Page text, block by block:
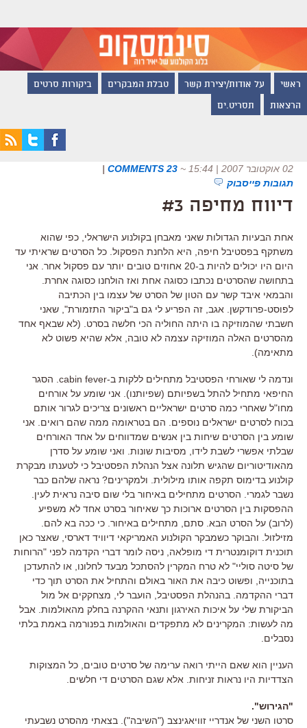
ראשי על אודות/יצירת קשר טבלת המבקרים ביקורות סרטים
הרצאות תסריט.ים
02 אוקטובר 2007 | 15:44 ~
23 COMMENTS
|
תגובות פייסבוק
דיווח מחיפה #3
אחת הבעיות הגדולות שאני מאבחן בקולנוע הישראלי, כפי שהוא
משתקף בפסטיבל חיפה, היא הלחנת הפסקול. כל הסרטים שראיתי עד
היום היו יכולים להיות ב-20 אחוזים טובים יותר עם פסקול אחר. אני
בתחושה שהסרטים נכתבו כסוגה אחת ואז הולחנו כסוגה אחרת.
והבמאי איבד קשר עם הטון של הסרט של עצמו בין הכתיבה
לפוסט-פרודקשן. אגב, זה הפריע לי גם ב"ביקור התזמורת", שאני
חשבתי שהמוזיקה בו היתה החוליה הכי חלשה בסרט. (לא שבאף אחד
מהסרטים האלה המוזיקה עצמה לא טובה, אלא שהיא פשוט לא
מתאימה).
ונדמה לי שאורחי הפסטיבל מתחילים ללקות ב-cabin fever. הסגר
החיפאי מתחיל להתל בשפיותם (שפיותנו). אני שומע על אורחים
מחו"ל שאחרי כמה סרטים ישראליים ראשונים צריכים לגרור אותם
בכוח לסרטים ישראלים נוספים. הם בטראומה ממה שהם רואים. אני
שומע בין הסרטים שיחות בין אנשים שמדווחים על אחד האורחים
שבלתי אפשרי לשבת לידו, מסיבות שונות. ואני שומע על סדרן
מהאודיטוריום שהגיש תלונה אצל הנהלת הפסטיבל כי לטענתו מבקרת
קולנוע בדימוס תקפה אותו מילולית. ולמקרינים? נראה שלהם כבר
נשבר לגמרי. הסרטים מתחילים באיחור בלי שום סיבה נראית לעין.
ההפסקות בין הסרטים ארוכות כך שאיחור בסרט אחד לא משפיע
(לרוב) על הסרט הבא. סתם, מתחילים באיחור. כי ככה בא להם.
מזילזול. והבוקר כשמבקר הקולנוע האמריקאי דיוויד דארסי, שאצר כאן
תוכנית דוקומנטרית די מופלאה, ניסה לומר דברי הקדמה לפני "הרוחות
של סיטה סוליי" לא טרח המקרין להסתכל מבעד לחלונו, או להתעדכן
בתוכנייה, ופשוט כיבה את האור באולם והתחיל את הסרט תוך כדי
דברי ההקדמה. בהנהלת הפסטיבל, הועבר לי, מצחקקים אל מול
הביקורת שלי על איכות האירגון ותנאי ההקרנה בחלק מהאולמות. אבל
מה לעשות: המקרינים לא מתפקדים והאולמות בפנורמה באמת בלתי
נסבלים.
העניין הוא שאם הייתי רואה ערימה של סרטים טובים, כל המצוקות
הצדדיות היו נראות זניחות. אלא שגם הסרטים די חלשים.
"הגירוש".
סרטו השני של אנדריי זוויאגינצב ("השיבה"). בצאתי מהסרט נשבעתי